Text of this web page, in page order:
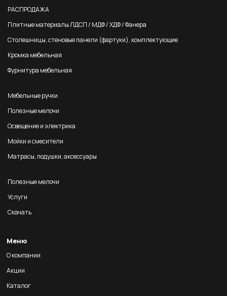
РАСПРОДАЖА
Плитные материалы ЛДСП / МДФ / ХДФ / Фанера
Столешницы, стеновые панели (фартуки), комплектующие
Кромка мебельная
Фурнитура мебельная
Мебельные ручки
Полезные мелочи
Освещение и электрика
Мойки и смесители
Матрасы, подушки, аксессуары
Полезные мелочи
Услуги
Скачать
Меню
О компании
Акции
Каталог